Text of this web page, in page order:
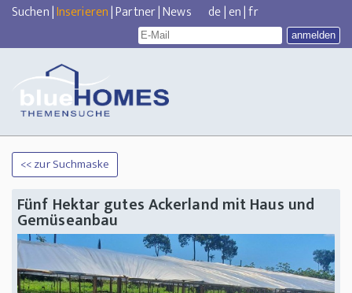
Suchen|Inserieren|Partner|News de|en|fr
<< zur Suchmaske
Fünf Hektar gutes Ackerland mit Haus und
Gemüseanbau